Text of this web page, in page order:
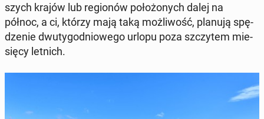
szych krajów lub re­gio­nów po­ło­żo­nych dalej na
północ, a ci, którzy mają taką moż­li­wość, planują spę­
dze­nie dwu­ty­go­dnio­we­go urlopu poza szczy­tem mie­
się­cy letnich.